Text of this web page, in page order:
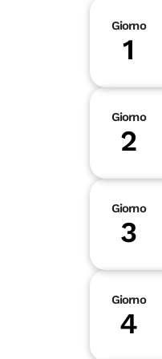
Giorno
1
Giorno
2
Giorno
3
Giorno
4